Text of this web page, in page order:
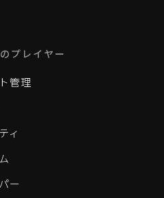
プレイヤー
管理
ィ
ー